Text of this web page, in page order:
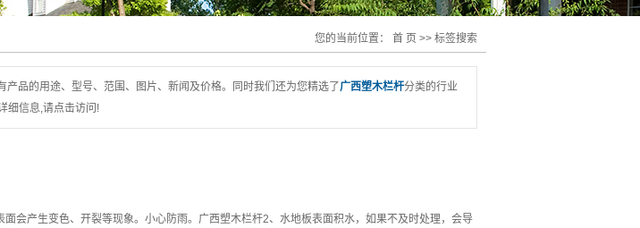
木屋沥青瓦
您的当前位置： 首 页 >> 标签搜索
产品的用途、型号、范围、图片、新闻及价格。同时我们还为您精选了广西塑木栏杆分类的行业
细信息,请点击访问!
会产生变色、开裂等现象。小心防雨。广西塑木栏杆2、水地板表面积水，如果不及时处理，会导